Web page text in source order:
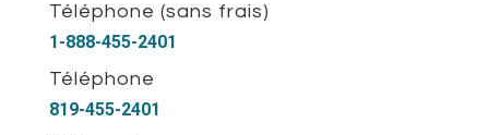
Téléphone (sans frais)
1-888-455-2401
Téléphone
819-455-2401